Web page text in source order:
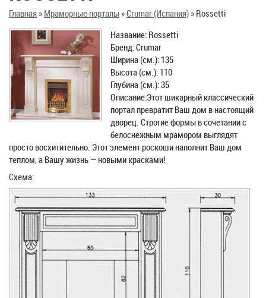
Главная» Мраморные порталы»Crumar (Испания)» Rossetti
Название: Rossetti
Бренд: Crumar
Ширина (см.): 135
Высота (см.): 110
Глубина (см.): 35
Описание:Этот шикарный классический
портал превратит Ваш дом в настоящий
дворец. Строгие формы в сочетании с
белоснежным мрамором выглядят
просто восхитительно. Этот элемент роскоши наполнит Ваш дом
теплом, а Вашу жизнь — новыми красками!
Схема: